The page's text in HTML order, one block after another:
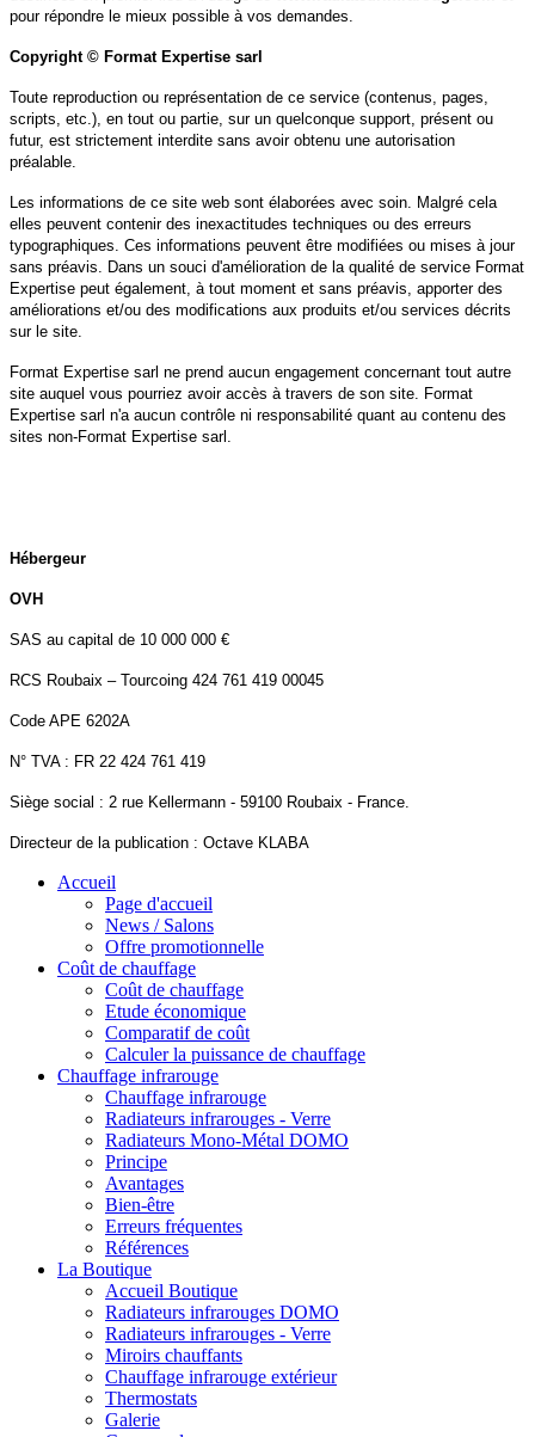
pour répondre le mieux possible à vos demandes.
Copyright © Format Expertise sarl
Toute reproduction ou représentation de ce service (contenus, pages,
scripts, etc.), en tout ou partie, sur un quelconque support, présent ou
futur, est strictement interdite sans avoir obtenu une autorisation
préalable.
Les informations de ce site web sont élaborées avec soin. Malgré cela
elles peuvent contenir des inexactitudes techniques ou des erreurs
typographiques. Ces informations peuvent être modifiées ou mises à jour
sans préavis. Dans un souci d'amélioration de la qualité de service Format
Expertise peut également, à tout moment et sans préavis, apporter des
améliorations et/ou des modifications aux produits et/ou services décrits
sur le site.
Format Expertise sarl ne prend aucun engagement concernant tout autre
site auquel vous pourriez avoir accès à travers de son site. Format
Expertise sarl n'a aucun contrôle ni responsabilité quant au contenu des
sites non-Format Expertise sarl.
Hébergeur
OVH
SAS au capital de 10 000 000 €
RCS Roubaix – Tourcoing 424 761 419 00045
Code APE 6202A
N° TVA : FR 22 424 761 419
Siège social : 2 rue Kellermann - 59100 Roubaix - France.
Directeur de la publication : Octave KLABA
Accueil
Page d'accueil
News / Salons
Offre promotionnelle
Coût de chauffage
Coût de chauffage
Etude économique
Comparatif de coût
Calculer la puissance de chauffage
Chauffage infrarouge
Chauffage infrarouge
Radiateurs infrarouges - Verre
Radiateurs Mono-Métal DOMO
Principe
Avantages
Bien-être
Erreurs fréquentes
Références
La Boutique
Accueil Boutique
Radiateurs infrarouges DOMO
Radiateurs infrarouges - Verre
Miroirs chauffants
Chauffage infrarouge extérieur
Thermostats
Galerie